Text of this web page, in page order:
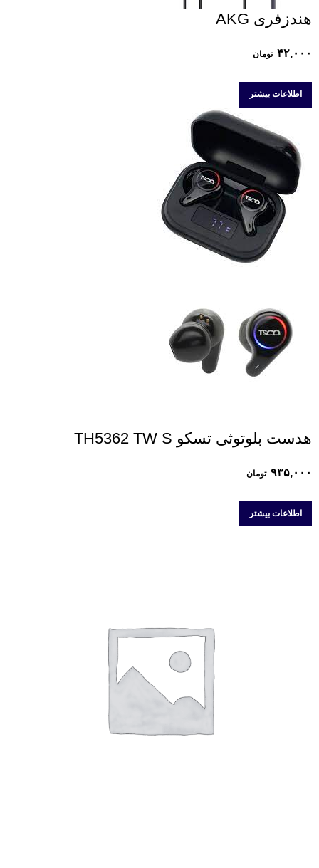
هندزفری AKG
۴۲,۰۰۰ تومان
اطلاعات بیشتر
هدست بلوتوثی تسکو TH5362 TW S
۹۳۵,۰۰۰ تومان
اطلاعات بیشتر